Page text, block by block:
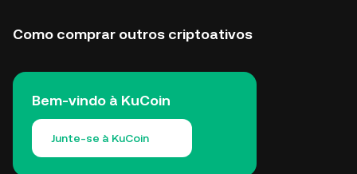
Como comprar outros criptoativos
Bem-vindo à KuCoin
Junte-se à KuCoin